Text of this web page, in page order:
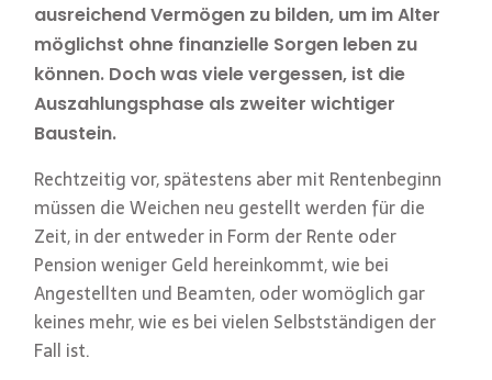
ausreichend Vermögen zu bilden, um im Alter
möglichst ohne finanzielle Sorgen leben zu
können. Doch was viele vergessen, ist die
Auszahlungsphase als zweiter wichtiger
Baustein.
Rechtzeitig vor, spätestens aber mit Rentenbeginn
müssen die Weichen neu gestellt werden für die
Zeit, in der entweder in Form der Rente oder
Pension weniger Geld hereinkommt, wie bei
Angestellten und Beamten, oder womöglich gar
keines mehr, wie es bei vielen Selbstständigen der
Fall ist.